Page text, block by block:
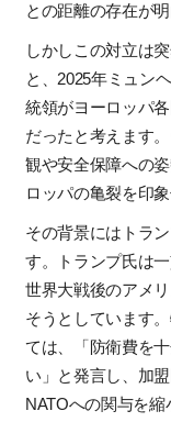
との距離の存在が
しかしこの対立は
と、 2025年ミュン
統領がヨーロッパ
だったと考えます
観や安全保障への
ロッパの亀裂を印象
その背景にはトラ
す。トランプ氏は
世界大戦後のアメ
そうとしています
ては、「防衛費を
い」と発言し、加
NATOへの関与を縮